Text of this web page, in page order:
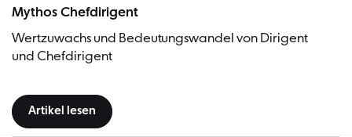
Mythos Chefdirigent
Wertzuwachs und Bedeutungswandel von Dirigent
und Chefdirigent
Artikel lesen